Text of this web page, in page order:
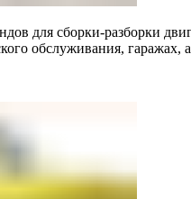
для сборки-разборки
обслуживания, гаражах,